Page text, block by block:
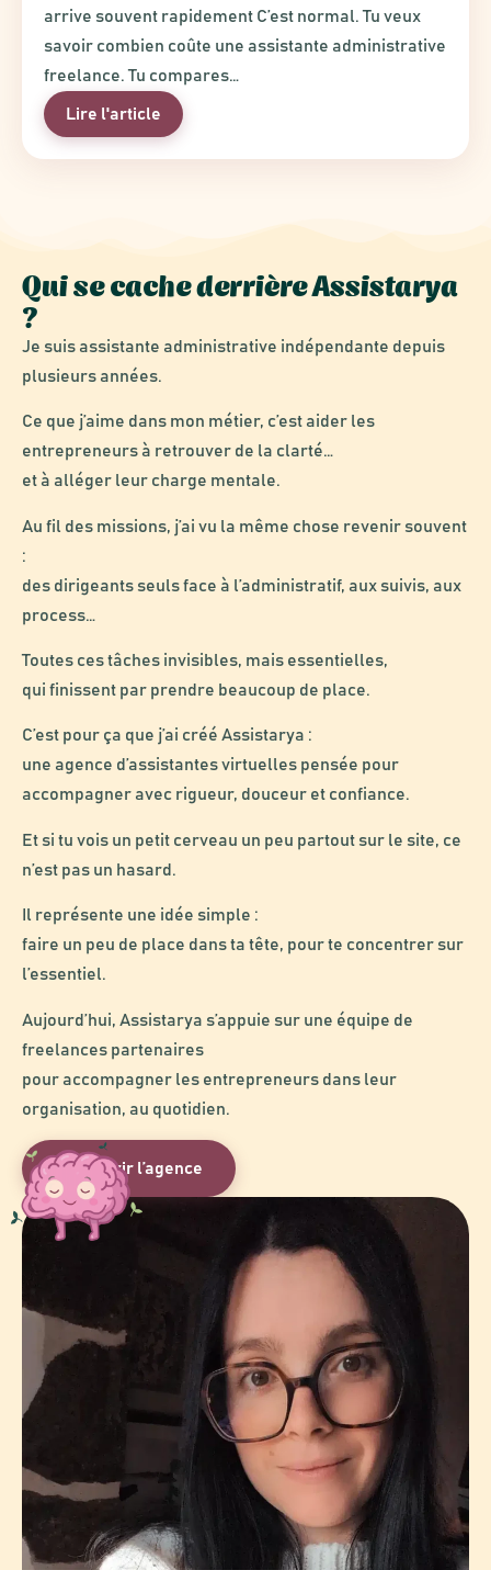
arrive souvent rapidement C’est normal. Tu veux
savoir combien coûte une assistante administrative
freelance. Tu compares…
Lire l'article
Qui se cache derrière Assistarya
?
Je suis assistante administrative indépendante depuis
plusieurs années.
Ce que j’aime dans mon métier, c’est aider les
entrepreneurs à retrouver de la clarté…
et à alléger leur charge mentale.
Au fil des missions, j’ai vu la même chose revenir souvent
:
des dirigeants seuls face à l’administratif, aux suivis, aux
process…
Toutes ces tâches invisibles, mais essentielles,
qui finissent par prendre beaucoup de place.
C’est pour ça que j’ai créé Assistarya :
une agence d’assistantes virtuelles pensée pour
accompagner avec rigueur, douceur et confiance.
Et si tu vois un petit cerveau un peu partout sur le site, ce
n’est pas un hasard.
Il représente une idée simple :
faire un peu de place dans ta tête, pour te concentrer sur
l’essentiel.
Aujourd’hui, Assistarya s’appuie sur une équipe de
freelances partenaires
pour accompagner les entrepreneurs dans leur
organisation, au quotidien.
Découvrir l’agence